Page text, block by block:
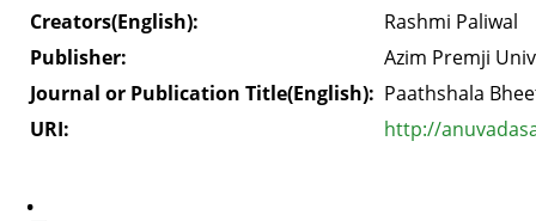
Creators(English):
Rashmi Paliwal
Publisher:
Azim Premji
Journal or Publication Title(English): Paathshala
URI:
http://
.